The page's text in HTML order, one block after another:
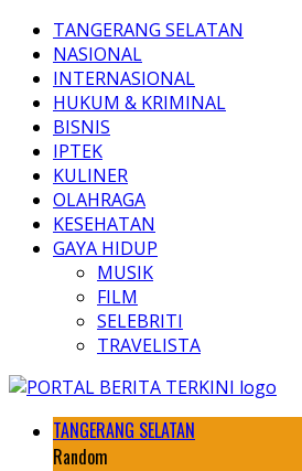
TANGERANG SELATAN
NASIONAL
INTERNASIONAL
HUKUM & KRIMINAL
BISNIS
IPTEK
KULINER
OLAHRAGA
KESEHATAN
GAYA HIDUP
MUSIK
FILM
SELEBRITI
TRAVELISTA
TANGERANG SELATAN
Random